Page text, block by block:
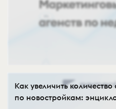
Как увеличить количество
по новостройкам: